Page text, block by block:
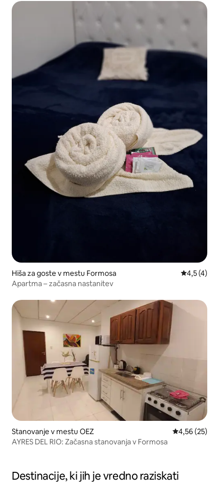
Hiša za goste v mestu Formosa Povprečna
4,5 (4)
Apartma – začasna nastanitev
Stanovanje v mestu OEZ Povprečna
4,56 (25)
AYRES DEL RIO: Začasna stanovanja v Formosa
Destinacije, ki jih je vredno raziskati